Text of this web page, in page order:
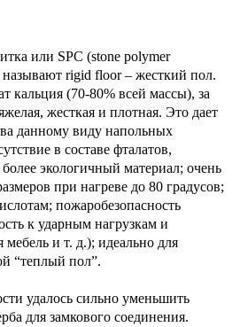
или SPC (stone polymer
называют rigid floor – жесткий пол.
кальция (70-80% всей массы), за
жесткая и плотная. Это дает
данному виду напольных
в составе фталатов,
экологичный материал; очень
при нагреве до 80 градусов;
пожаробезопасность
к ударным нагрузкам и
и т. д.); идеально для
“теплый пол”.
удалось сильно уменьшить
для замкового соединения.